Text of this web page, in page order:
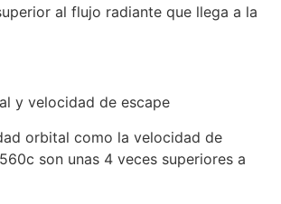
al flujo radiante que llega a la
y velocidad de escape
orbital como la velocidad de
son unas 4 veces superiores a